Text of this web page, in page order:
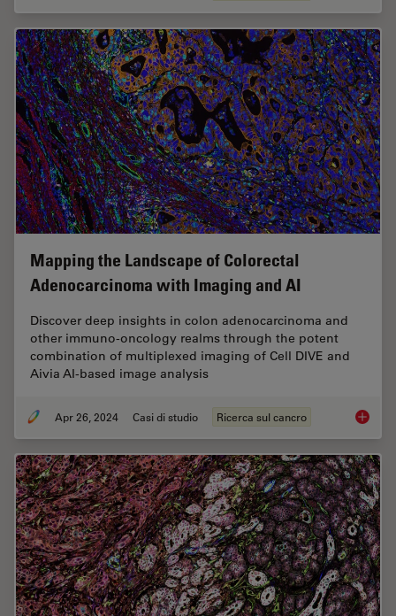
Mapping the Landscape of Colorectal
Adenocarcinoma with Imaging and AI
Discover deep insights in colon adenocarcinoma and
other immuno-oncology realms through the potent
combination of multiplexed imaging of Cell DIVE and
Aivia AI-based image analysis
Apr 26, 2024 Casi di studio Ricerca sul cancro